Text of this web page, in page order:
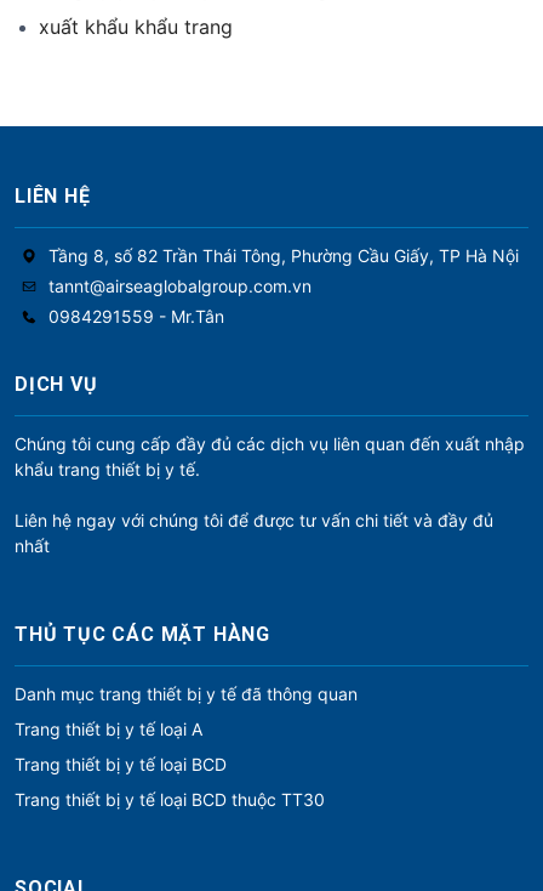
xuất khẩu khẩu trang
LIÊN HỆ
Tầng 8, số 82 Trần Thái Tông, Phường Cầu Giấy, TP Hà Nội
tannt@airseaglobalgroup.com.vn
0984291559 - Mr.Tân
DỊCH VỤ
Chúng tôi cung cấp đầy đủ các dịch vụ liên quan đến xuất nhập
khẩu trang thiết bị y tế.
Liên hệ ngay với chúng tôi để được tư vấn chi tiết và đầy đủ
nhất
THỦ TỤC CÁC MẶT HÀNG
Danh mục trang thiết bị y tế đã thông quan
Trang thiết bị y tế loại A
Trang thiết bị y tế loại BCD
Trang thiết bị y tế loại BCD thuộc TT30